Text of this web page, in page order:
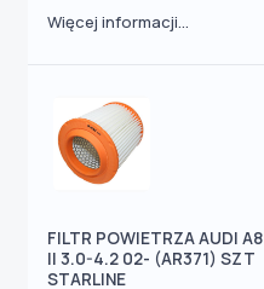
Więcej informacji...
FILTR POWIETRZA AUDI A8
II 3.0-4.2 02- (AR371) SZT
STARLINE